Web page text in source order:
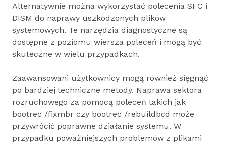
Alternatywnie można wykorzystać polecenia SFC i
DISM do naprawy uszkodzonych plików
systemowych. Te narzędzia diagnostyczne są
dostępne z poziomu wiersza poleceń i mogą być
skuteczne w wielu przypadkach.
Zaawansowani użytkownicy mogą również sięgnąć
po bardziej techniczne metody. Naprawa sektora
rozruchowego za pomocą poleceń takich jak
bootrec /fixmbr czy bootrec /rebuildbcd może
przywrócić poprawne działanie systemu. W
przypadku poważniejszych problemów z plikami